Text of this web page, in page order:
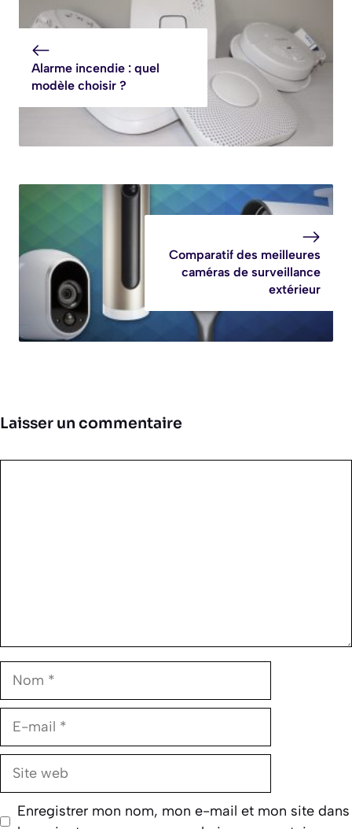
Alarme incendie : quel
modèle choisir ?
Comparatif des meilleures
caméras de surveillance
extérieur
Laisser un commentaire
Nom
E-
Site
Enregistrer mon nom, mon e-mail et mon site dans